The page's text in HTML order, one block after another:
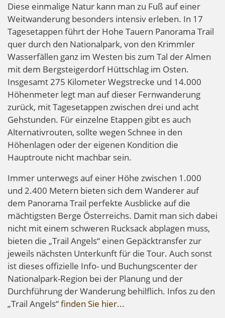
Diese einmalige Natur kann man zu Fuß auf einer
Weitwanderung besonders intensiv erleben. In 17
Tagesetappen führt der Hohe Tauern Panorama Trail
quer durch den Nationalpark, von den Krimmler
Wasserfällen ganz im Westen bis zum Tal der Almen
mit dem Bergsteigerdorf Hüttschlag im Osten.
Insgesamt 275 Kilometer Wegstrecke und 14.000
Höhenmeter legt man auf dieser Fernwanderung
zurück, mit Tagesetappen zwischen drei und acht
Gehstunden. Für einzelne Etappen gibt es auch
Alternativrouten, sollte wegen Schnee in den
Höhenlagen oder der eigenen Kondition die
Hauptroute nicht machbar sein.
Immer unterwegs auf einer Höhe zwischen 1.000
und 2.400 Metern bieten sich dem Wanderer auf
dem Panorama Trail perfekte Ausblicke auf die
mächtigsten Berge Österreichs. Damit man sich dabei
nicht mit einem schweren Rucksack abplagen muss,
bieten die „Trail Angels“ einen Gepäcktransfer zur
jeweils nächsten Unterkunft für die Tour. Auch sonst
ist dieses offizielle Info- und Buchungscenter der
Nationalpark-Region bei der Planung und der
Durchführung der Wanderung behilflich. Infos zu den
„Trail Angels“finden Sie hier...